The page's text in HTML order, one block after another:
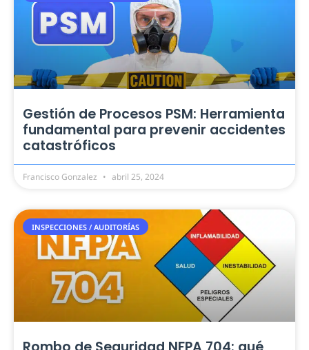
Gestión de Procesos PSM: Herramienta
fundamental para prevenir accidentes
catastróficos
Francisco Gonzalez abril 25, 2024
INSPECCIONES / AUDITORÍAS